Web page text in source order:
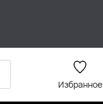
Избранное